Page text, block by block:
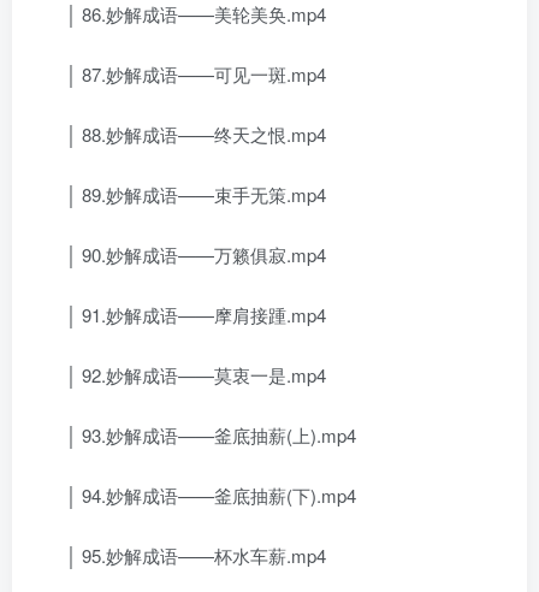
│ 86.妙解成语——美轮美奂.mp4
│ 87.妙解成语——可见一斑.mp4
│ 88.妙解成语——终天之恨.mp4
│ 89.妙解成语——束手无策.mp4
│ 90.妙解成语——万籁俱寂.mp4
│ 91.妙解成语——摩肩接踵.mp4
│ 92.妙解成语——莫衷一是.mp4
│ 93.妙解成语——釜底抽薪(上).mp4
│ 94.妙解成语——釜底抽薪(下).mp4
│ 95.妙解成语——杯水车薪.mp4